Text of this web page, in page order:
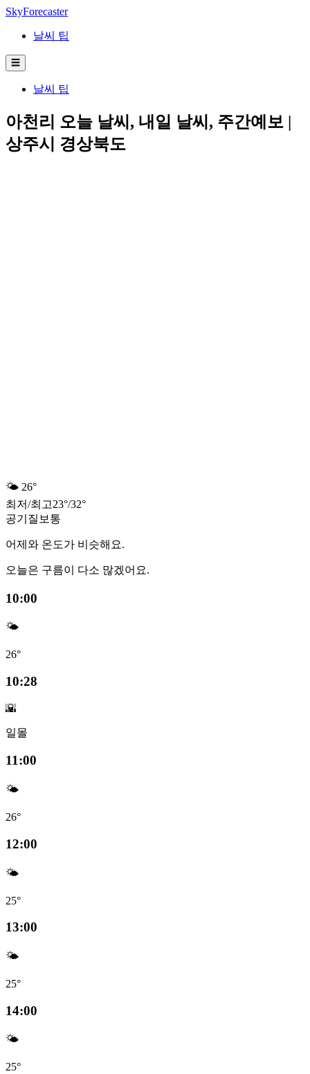
SkyForecaster
날씨 팁
☰
날씨 팁
아천리 오늘 날씨, 내일 날씨, 주간예보 |
상주시 경상북도
🌤️ 26°
최저/최고23°/32°
공기질 보통
어제와 온도가 비슷해요.
오늘은 구름이 다소 많겠어요.
10:00
🌤️
26°
10:28
🌇
일몰
11:00
🌤️
26°
12:00
🌤️
25°
13:00
🌤️
25°
14:00
🌤️
25°